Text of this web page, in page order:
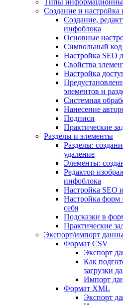
Типы
Создание и
Создание,
инфоблока
Основные
Символьный код
Настройка SEO
Свойства
Настройка
элементов и
Системная
Нанесение
Подписи
Практические
Разделы и элементы
Разделы:
удаление
Элементы:
Редактор
инфоблока
Настройка SEO
Настройка форм
себя
Подсказки в
Практические
Экспорт/импорт
Формат CSV
Экспорт
Как
загрузки
Импорт
Формат XML
Экспорт